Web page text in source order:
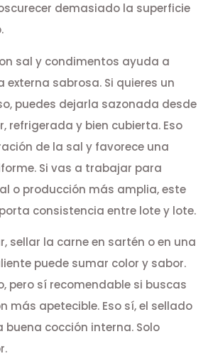
demasiado la superficie
sal y condimentos ayuda a
sabrosa. Si quieres un
puedes dejarla sazonada desde
refrigerada y bien cubierta. Eso
de la sal y favorece una
Si vas a trabajar para
o producción más amplia, este
consistencia entre lote y lote.
sellar la carne en sartén o en una
puede sumar color y sabor.
pero sí recomendable si buscas
más apetecible. Eso sí, el sellado
buena cocción interna. Solo